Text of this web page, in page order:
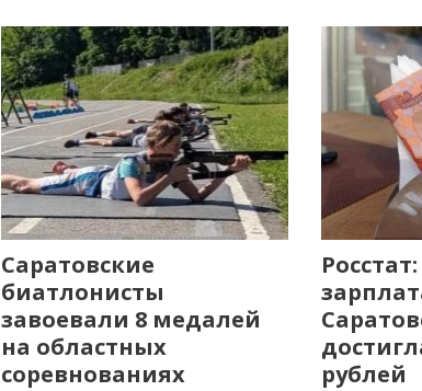
Саратовские
биатлонисты
завоевали 8 медалей
на областных
соревнованиях
рублей